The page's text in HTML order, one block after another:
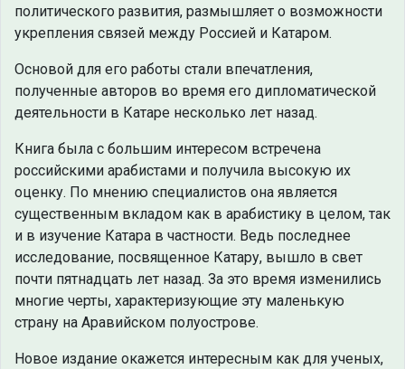
политического развития, размышляет о возможности
укрепления связей между Россией и Катаром.
Основой для его работы стали впечатления,
полученные авторов во время его дипломатической
деятельности в Катаре несколько лет назад.
Книга была с большим интересом встречена
российскими арабистами и получила высокую их
оценку. По мнению специалистов она является
существенным вкладом как в арабистику в целом, так
и в изучение Катара в частности. Ведь последнее
исследование, посвященное Катару, вышло в свет
почти пятнадцать лет назад. За это время изменились
многие черты, характеризующие эту маленькую
страну на Аравийском полуострове.
Новое издание окажется интересным как для ученых,